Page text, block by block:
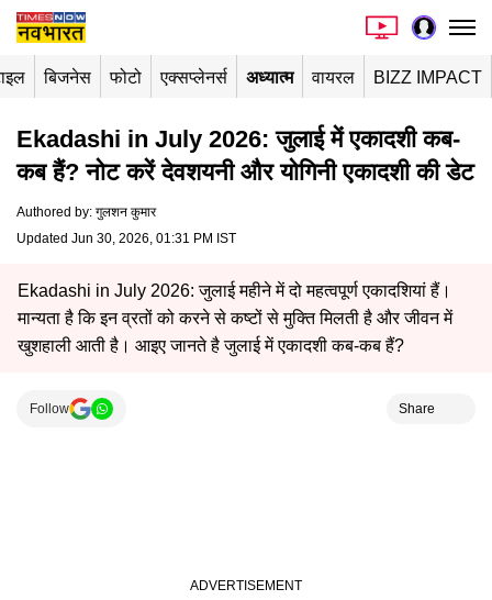
बिजनेस फोटो एक्सप्लेनर्स अध्यात्म वायरल BIZZ IMPACT
Ekadashi in July 2026: जुलाई में एकादशी कब-
कब हैं? नोट करें देवशयनी और योगिनी एकादशी की डेट
Authored by: गुलशन कुमार
Updated Jun 30, 2026, 01:31 PM IST
Ekadashi in July 2026: जुलाई महीने में दो महत्वपूर्ण एकादशियां हैं।
मान्यता है कि इन व्रतों को करने से कष्टों से मुक्ति मिलती है और जीवन में
खुशहाली आती है। आइए जानते है जुलाई में एकादशी कब-कब हैं?
Follow Share